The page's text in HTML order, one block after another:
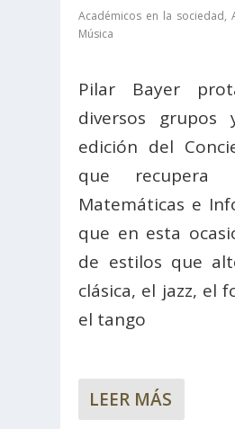
Académicos en la sociedad,
Música
Pilar Bayer
diversos grupos
edición del
que recupera
Matemáticas e
que en esta
de estilos que
clásica, el jazz, el
el tango
LEER MÁS